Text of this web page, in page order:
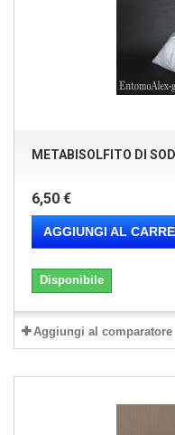
METABISOLFITO DI
6,50 €
AGGIUNGI AL
Disponibile
Aggiungi al comparatore